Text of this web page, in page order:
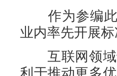
作为参编此
业内率先开展
互联网领域
利于推动更多